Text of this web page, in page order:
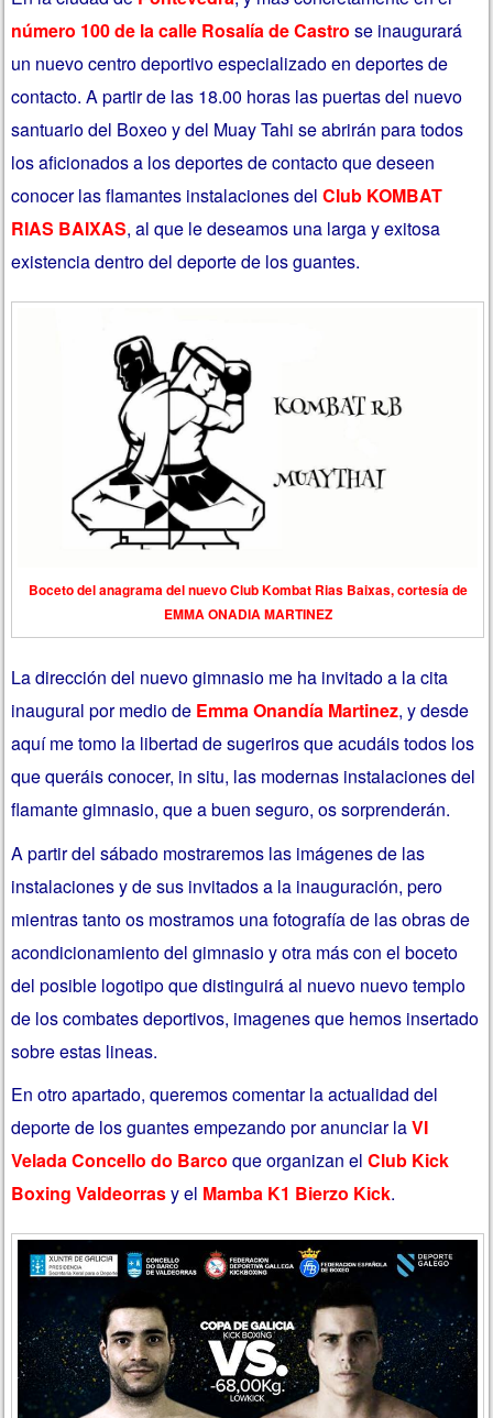
número 100 de la calle Rosalía de Castro se inaugurará
un nuevo centro deportivo especializado en deportes de
contacto. A partir de las 18.00 horas las puertas del nuevo
santuario del Boxeo y del Muay Tahi se abrirán para todos
los aficionados a los deportes de contacto que deseen
conocer las flamantes instalaciones delClub KOMBAT
RIAS BAIXAS, al que le deseamos una larga y exitosa
existencia dentro del deporte de los guantes.
Boceto del anagrama del nuevo Club Kombat Rias Baixas, cortesía de
EMMA ONADIA MARTINEZ
La dirección del nuevo gimnasio me ha invitado a la cita
inaugural por medio de Emma Onandía Martinez, y desde
aquí me tomo la libertad de sugeriros que acudáis todos los
que queráis conocer, in situ, las modernas instalaciones del
flamante gimnasio, que a buen seguro, os sorprenderán.
A partir del sábado mostraremos las imágenes de las
instalaciones y de sus invitados a la inauguración, pero
mientras tanto os mostramos una fotografía de las obras de
acondicionamiento del gimnasio y otra más con el boceto
del posible logotipo que distinguirá al nuevo nuevo templo
de los combates deportivos, imagenes que hemos insertado
sobre estas lineas.
En otro apartado, queremos comentar la actualidad del
deporte de los guantes empezando por anunciar laVI
Velada Concello do Barco que organizan elClub Kick
Boxing Valdeorrasy el Mamba K1 Bierzo Kick.